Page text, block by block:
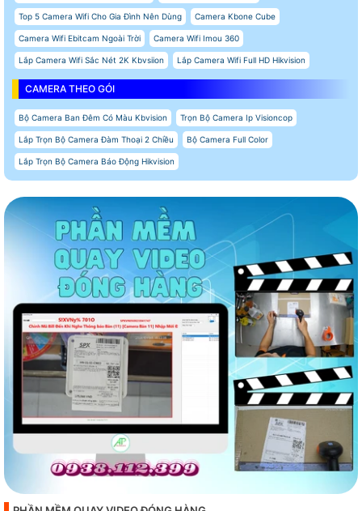
Top 5 Camera Wifi Cho Gia Đình Nên Dùng Camera Kbone Cube
Camera Wifi Ebitcam Ngoài Trời Camera Wifi Imou 360
Lắp Camera Wifi Sắc Nét 2K Kbvsiion Lắp Camera Wifi Full HD Hikvision
CAMERA THEO GÓI
Bộ Camera Ban Đêm Có Màu Kbvision Trọn Bộ Camera Ip Visioncop
Lắp Trọn Bộ Camera Đàm Thoại 2 Chiều Bộ Camera Full Color
Lắp Trọn Bộ Camera Báo Động Hikvision